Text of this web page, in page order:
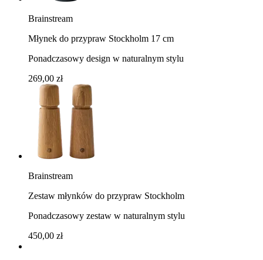
Brainstream
Młynek do przypraw Stockholm 17 cm
Ponadczasowy design w naturalnym stylu
269,00 zł
Brainstream
Zestaw młynków do przypraw Stockholm
Ponadczasowy zestaw w naturalnym stylu
450,00 zł